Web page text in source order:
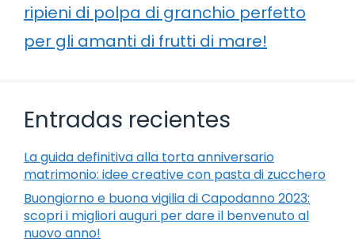
ripieni di polpa di granchio perfetto
per gli amanti di frutti di mare!
Entradas recientes
La guida definitiva alla torta anniversario
matrimonio: idee creative con pasta di zucchero
Buongiorno e buona vigilia di Capodanno 2023:
scopri i migliori auguri per dare il benvenuto al
nuovo anno!